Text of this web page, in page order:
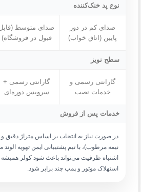
نوع پد خنک‌کننده
صدای کم در دور
پایین (اتاق خواب)
صدای متوسط
قبول در فروشگاه)
سطح نویز
گارانتی رسمی و
خدمات نصب
گارانتی رسمی +
سرویس دوره‌ای
خدمات پس از فروش
در صورت نیاز به انتخاب بر اساس متراژ
نیمه مرطوب)، با تیم پشتیبانی ایمن تهویه الوند
اشتباه ظرفیت می‌تواند باعث شود کولر همیشه
استهلاک موتور و پمپ چند برابر شود.